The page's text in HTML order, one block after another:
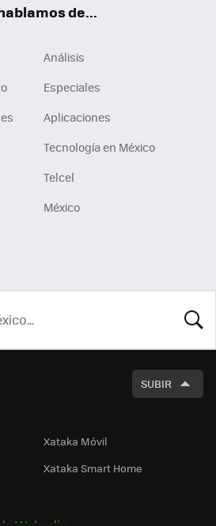
de...
Análisis
Especiales
Aplicaciones
Tecnología en México
Telcel
México
SUBIR
Xataka Móvil
Xataka Smart Home